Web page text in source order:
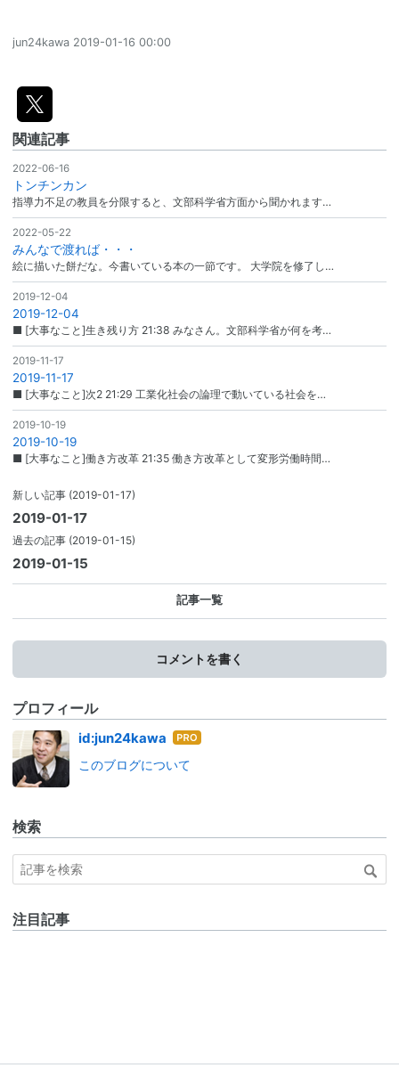
jun24kawa 2019-01-16 00:00
関連記事
2022-06-16
トンチンカン
指導力不足の教員を分限すると、文部科学省方面から聞かれます…
2022-05-22
みんなで渡れば・・・
絵に描いた餅だな。今書いている本の一節です。 大学院を修了し…
2019-12-04
2019-12-04
■ [大事なこと]生き残り方 21:38 みなさん。文部科学省が何を考…
2019-11-17
2019-11-17
■ [大事なこと]次2 21:29 工業化社会の論理で動いている社会を…
2019-10-19
2019-10-19
■ [大事なこと]働き方改革 21:35 働き方改革として変形労働時間…
新しい記事 (2019-01-17)
2019-01-17
過去の記事 (2019-01-15)
2019-01-15
記事一覧
コメントを書く
プロフィール
id:jun24kawa はて
ログ
このブログについて
検索
注目記事